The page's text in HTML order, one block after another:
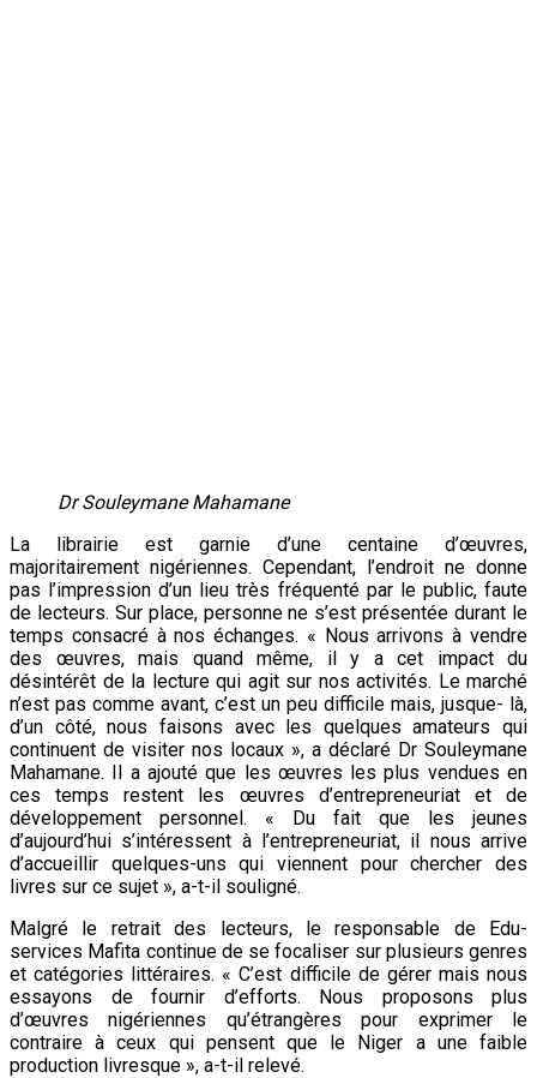
Dr Souleymane Mahamane
La librairie est garnie d’une centaine d’œuvres,
majoritairement nigériennes. Cependant, l’endroit ne donne
pas l’impression d’un lieu très fréquenté par le public, faute
de lecteurs. Sur place, personne ne s’est présentée durant le
temps consacré à nos échanges. « Nous arrivons à vendre
des œuvres, mais quand même, il y a cet impact du
désintérêt de la lecture qui agit sur nos activités. Le marché
n’est pas comme avant, c’est un peu difficile mais, jusque- là,
d’un côté, nous faisons avec les quelques amateurs qui
continuent de visiter nos locaux », a déclaré Dr Souleymane
Mahamane. Il a ajouté que les œuvres les plus vendues en
ces temps restent les œuvres d’entrepreneuriat et de
développement personnel. « Du fait que les jeunes
d’aujourd’hui s’intéressent à l’entrepreneuriat, il nous arrive
d’accueillir quelques-uns qui viennent pour chercher des
livres sur ce sujet », a-t-il souligné.
Malgré le retrait des lecteurs, le responsable de Edu-
services Mafita continue de se focaliser sur plusieurs genres
et catégories littéraires. « C’est difficile de gérer mais nous
essayons de fournir d’efforts. Nous proposons plus
d’œuvres nigériennes qu’étrangères pour exprimer le
contraire à ceux qui pensent que le Niger a une faible
production livresque », a-t-il relevé.